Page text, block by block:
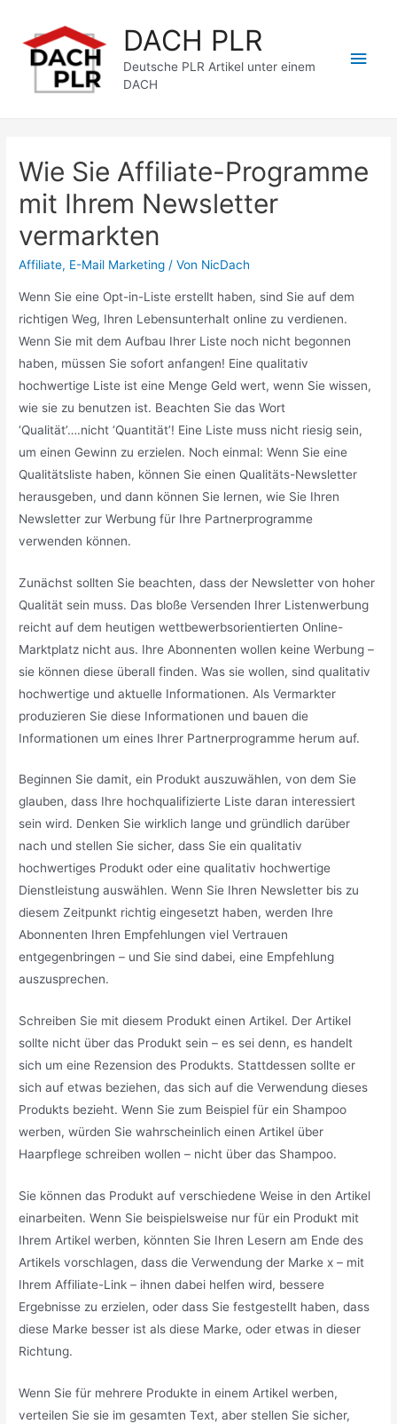
springen
DACH PLR
Deutsche PLR Artikel unter einem
DACH
Wie Sie Affiliate-Programme
mit Ihrem Newsletter
vermarkten
Affiliate, E-Mail Marketing / Von NicDach
Wenn Sie eine Opt-in-Liste erstellt haben, sind Sie auf dem
richtigen Weg, Ihren Lebensunterhalt online zu verdienen.
Wenn Sie mit dem Aufbau Ihrer Liste noch nicht begonnen
haben, müssen Sie sofort anfangen! Eine qualitativ
hochwertige Liste ist eine Menge Geld wert, wenn Sie wissen,
wie sie zu benutzen ist. Beachten Sie das Wort
‘Qualität’….nicht ‘Quantität’! Eine Liste muss nicht riesig sein,
um einen Gewinn zu erzielen. Noch einmal: Wenn Sie eine
Qualitätsliste haben, können Sie einen Qualitäts-Newsletter
herausgeben, und dann können Sie lernen, wie Sie Ihren
Newsletter zur Werbung für Ihre Partnerprogramme
verwenden können.
Zunächst sollten Sie beachten, dass der Newsletter von hoher
Qualität sein muss. Das bloße Versenden Ihrer Listenwerbung
reicht auf dem heutigen wettbewerbsorientierten Online-
Marktplatz nicht aus. Ihre Abonnenten wollen keine Werbung –
sie können diese überall finden. Was sie wollen, sind qualitativ
hochwertige und aktuelle Informationen. Als Vermarkter
produzieren Sie diese Informationen und bauen die
Informationen um eines Ihrer Partnerprogramme herum auf.
Beginnen Sie damit, ein Produkt auszuwählen, von dem Sie
glauben, dass Ihre hochqualifizierte Liste daran interessiert
sein wird. Denken Sie wirklich lange und gründlich darüber
nach und stellen Sie sicher, dass Sie ein qualitativ
hochwertiges Produkt oder eine qualitativ hochwertige
Dienstleistung auswählen. Wenn Sie Ihren Newsletter bis zu
diesem Zeitpunkt richtig eingesetzt haben, werden Ihre
Abonnenten Ihren Empfehlungen viel Vertrauen
entgegenbringen – und Sie sind dabei, eine Empfehlung
auszusprechen.
Schreiben Sie mit diesem Produkt einen Artikel. Der Artikel
sollte nicht über das Produkt sein – es sei denn, es handelt
sich um eine Rezension des Produkts. Stattdessen sollte er
sich auf etwas beziehen, das sich auf die Verwendung dieses
Produkts bezieht. Wenn Sie zum Beispiel für ein Shampoo
werben, würden Sie wahrscheinlich einen Artikel über
Haarpflege schreiben wollen – nicht über das Shampoo.
Sie können das Produkt auf verschiedene Weise in den Artikel
einarbeiten. Wenn Sie beispielsweise nur für ein Produkt mit
Ihrem Artikel werben, könnten Sie Ihren Lesern am Ende des
Artikels vorschlagen, dass die Verwendung der Marke x – mit
Ihrem Affiliate-Link – ihnen dabei helfen wird, bessere
Ergebnisse zu erzielen, oder dass Sie festgestellt haben, dass
diese Marke besser ist als diese Marke, oder etwas in dieser
Richtung.
Wenn Sie für mehrere Produkte in einem Artikel werben,
verteilen Sie sie im gesamten Text, aber stellen Sie sicher,